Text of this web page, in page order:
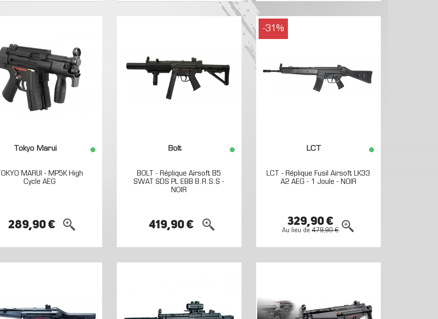
Tokyo Marui
MARUI - MP5K High
Cycle AEG
289,90 €
Bolt
BOLT - Réplique Airsoft B5
SWAT SDS PL EBB B.R.S.S -
NOIR
419,90 €
-31%
LCT
LCT - Réplique Fusil Airsoft LK33
A2 AEG - 1 Joule - NOIR
329,90 €
Au lieu de479,90 €